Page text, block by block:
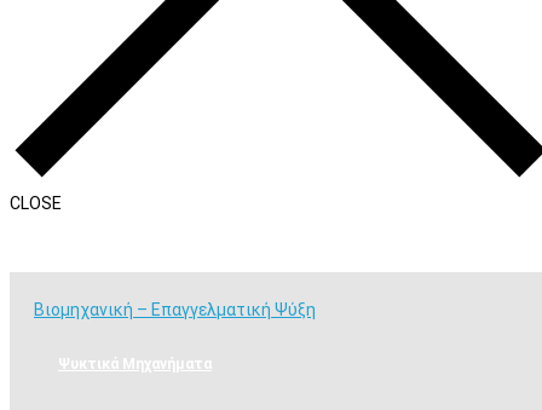
CLOSE
Βιομηχανική – Επαγγελματική Ψύξη
Ψυκτικά Μηχανήματα